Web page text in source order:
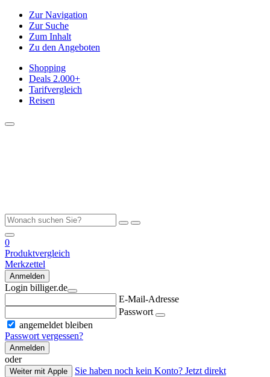
Zur Navigation
Zur Suche
Zum Inhalt
Zu den Angeboten
Shopping
Deals 2.000+
Tarifvergleich
Reisen
0
Produktvergleich
Merkzettel
Anmelden
Login billiger.de
E-Mail-Adresse
Passwort
angemeldet bleiben
Passwort vergessen?
Anmelden
oder
Weiter mit Apple
Sie haben noch kein Konto? Jetzt direkt